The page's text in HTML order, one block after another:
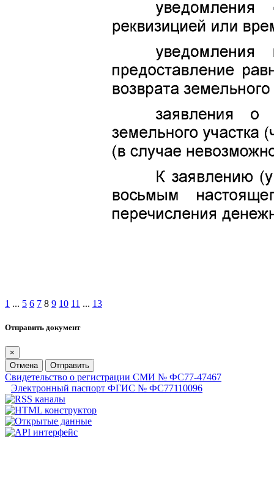
1 ... 5 6 7 8 9 10 11 ... 13
Отправить документ
×
Отмена
Отправить
Свидетельство о регистрации СМИ № ФС77-47467
Электронный паспорт ФГИС № ФС77110096